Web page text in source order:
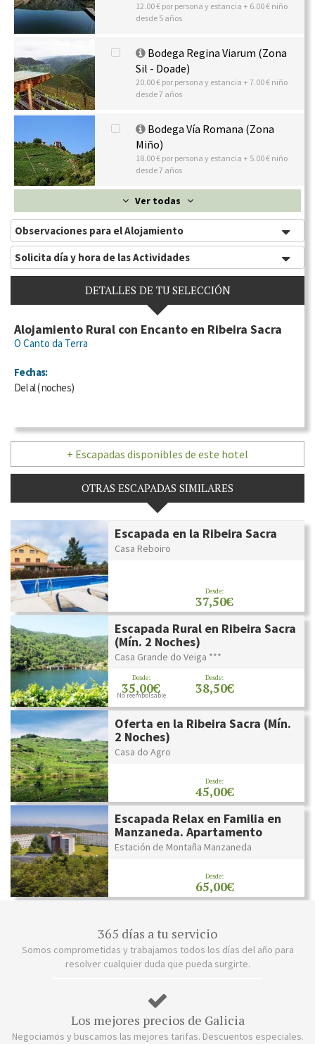
12.00 € por persona y estancia + 6.00 € niño
desde 5 años
Bodega Regina Viarum (Zona
Sil - Doade)
20.00 € por persona y estancia + 7.00 € niño
desde 7 años
Bodega Vía Romana (Zona
Miño)
18.00 € por persona y estancia + 5.00 € niño
desde 7 años
Ver todas
Observaciones para el Alojamiento
Solicita día y hora de las Actividades
DETALLES DE TU SELECCIÓN
Alojamiento Rural con Encanto en Ribeira Sacra
O Canto da Terra
Fechas:
Delal(noches)
+ Escapadas disponibles de este hotel
OTRAS ESCAPADAS SIMILARES
Escapada en la Ribeira Sacra
Casa Reboiro
Desde:
37,50€
Escapada Rural en Ribeira Sacra
(Mín. 2 Noches)
Casa Grande do Veiga ***
Desde:
35,00€
No reembolsable
Desde:
38,50€
Oferta en la Ribeira Sacra (Mín.
2 Noches)
Casa do Agro
Desde:
45,00€
Escapada Relax en Familia en
Manzaneda. Apartamento
Estación de Montaña Manzaneda
Desde:
65,00€
365 días a tu servicio
Somos comprometidas y trabajamos todos los días del año para
resolver cualquier duda que pueda surgirte.
Los mejores precios de Galicia
Negociamos y buscamos las mejores tarifas. Descuentos especiales.